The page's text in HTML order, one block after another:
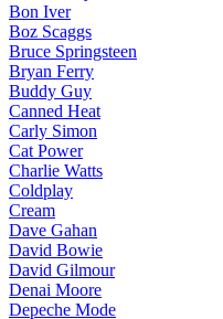
Bon Iver
Boz Scaggs
Bruce Springsteen
Bryan Ferry
Buddy Guy
Canned Heat
Carly Simon
Cat Power
Charlie Watts
Coldplay
Cream
Dave Gahan
David Bowie
David Gilmour
Denai Moore
Depeche Mode